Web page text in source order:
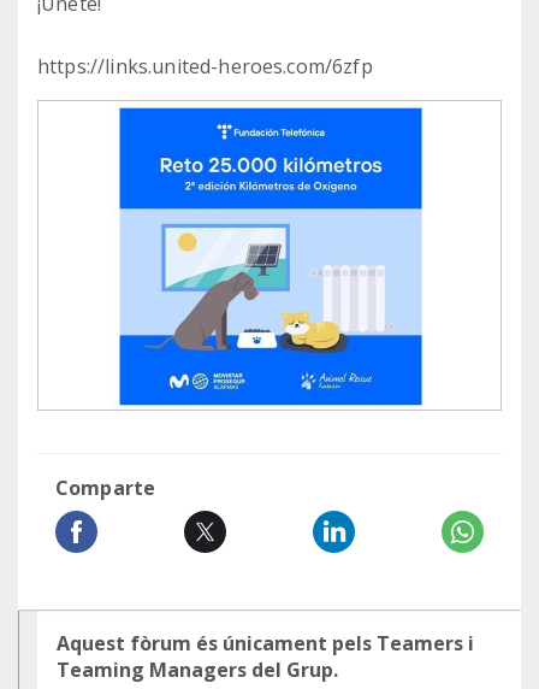
https://links.united-heroes.com/6zfp
Comparte
Aquest fòrum és únicament pels Teamers i
Teaming Managers del Grup.